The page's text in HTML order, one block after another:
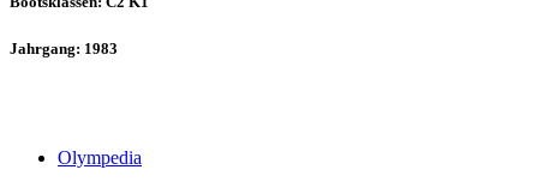
Jahrgang: 1983
Olympedia